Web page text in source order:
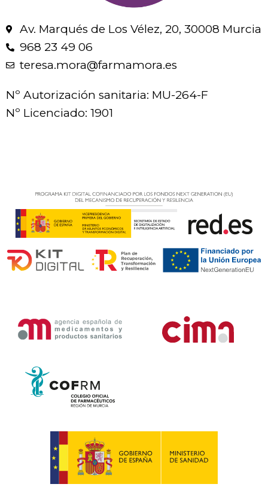
Av. Marqués de Los Vélez, 20, 30008 Murcia
968 23 49 06
teresa.mora@farmamora.es
Nº Autorización sanitaria: MU-264-F
Nº Licenciado: 1901